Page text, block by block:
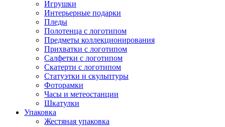
Игрушки
Интерьерные подарки
Пледы
Полотенца с логотипом
Предметы коллекционирования
Прихватки с логотипом
Салфетки с логотипом
Скатерти с логотипом
Статуэтки и скульптуры
Фоторамки
Часы и метеостанции
Шкатулки
Упаковка
Жестяная упаковка